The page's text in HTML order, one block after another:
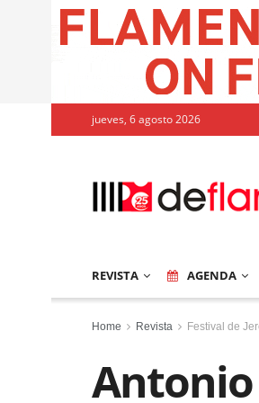
jueves, 6 agosto 2026
REVISTA AGENDA
Home Revista Festival de
Antonio